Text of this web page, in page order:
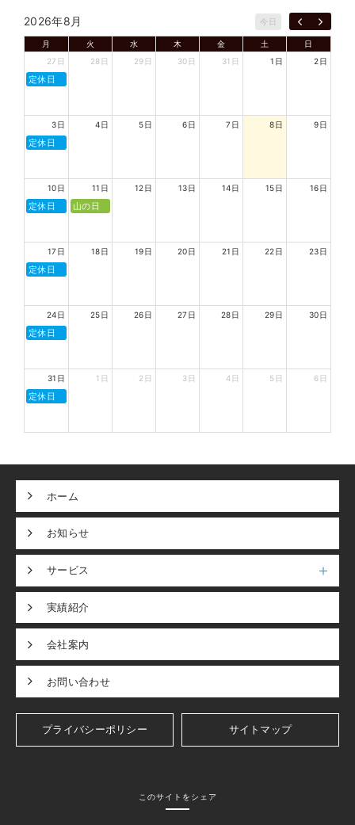
2026年8月 今日
月 火 水 木 金 土
日
27日
定休日
28日 29日 30日 31日 1日 2日
3日
定休日
4日 5日 6日 7日 8日 9日
10日
定休日
11日
山の日
12日 13日 14日 15日 16日
17日
定休日
18日 19日 20日 21日 22日 23日
24日
定休日
25日 26日 27日 28日 29日 30日
31日
定休日
1日 2日 3日 4日 5日 6日
ホーム
お知らせ
サービス
実績紹介
会社案内
お問い合わせ
プライバシーポリシー サイトマップ
このサイトをシェア